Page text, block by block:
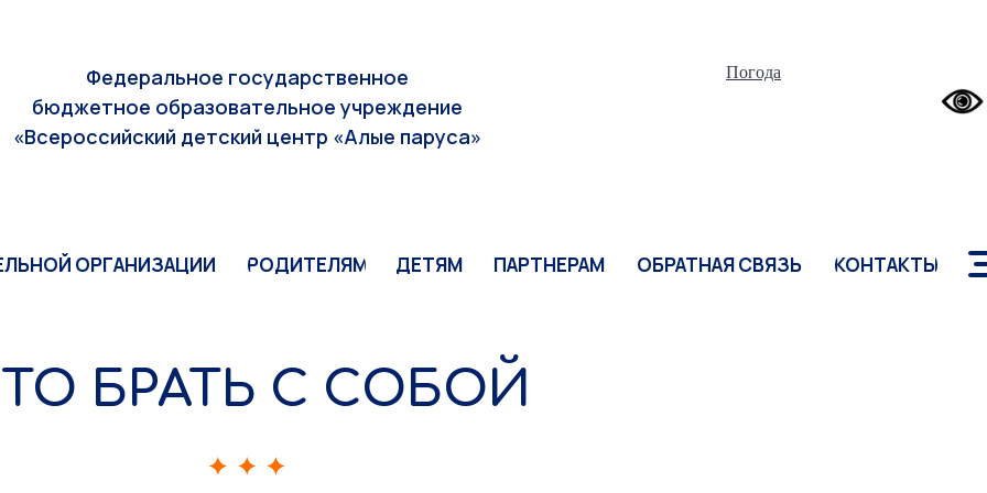
Федеральное государственное
бюджетное образовательное учреждение
«Всероссийский детский центр «Алые паруса»
Погода
ОРГАНИЗАЦИИ КОНТАКТЫ
ОБРАТНАЯ СВЯЗЬ
ПАРТНЕРАМ
ДЕТЯМ
РОДИТЕЛЯМ
ОРГАНИЗАЦИИ ОБРАТНАЯ СВЯЗЬ
БРАТЬ С СОБОЙ